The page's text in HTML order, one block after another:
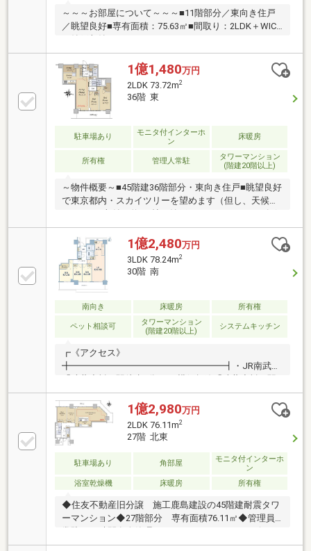
～～～お部屋について～～～■11階部分／東向き住戸
／眺望良好■専有面積：75.63㎡■間取り：2LDK＋WIC
＋納戸収納 ※WIC=ウォークインクローゼット■LD・
各居室バルコニーに面し、明るく開放感のある間取
り。■LD／床暖房有・ピクチャーレール有■キッチン／
生ごみディスポ―ザー・食器洗浄乾燥機■浴室／オート
バス・浴室暖房換気乾燥機■収納豊富な間取り・納戸
収納約2.3帖・洋室(約8.7帖)／ウォークインクローゼッ
ト＋2ヶ所のクローゼット・洋室(約5.2帖)／2ヶ所のク
ローゼット・その他リネン庫・通路部分の収納等
1億1,480万円
2LDK 73.72m2
36階 東
駐車場あり
モニタ付インターホ
ン
床暖房
所有権 管理人常駐
タワーマンション
(階建20階以上)
～物件概要～■45階建36階部分・東向き住戸■眺望良好
で東京都内・スカイツリーを望めます（但し、天候に
よる。）■収納／約2.7帖の納戸・ＷＩＣ・シューズボ
ックス（両サイド）・通路収納有り■住友不動産旧分
譲 施工鹿島建設の45階建タワーマンション■36階部
分 専有面積73.72㎡（約22.30坪）■安心の24時間有人
管理（管理員常駐管理）■LDKと洋室にまたがるバルコ
ニー■宅配ボックス■二重床・二重天井構造■ペット飼
育可(飼育細則有)■各階にダストステーション有(24時
間ゴミ出し可能)■コンシェルジュサービス有
1億2,480万円
3LDK 78.24m2
30階 南
南向き 床暖房 所有権
ペット相談可
タワーマンション
(階建20階以上)
システムキッチン
┏《アクセス》
╋━━━━━━━━━━━━━━━━━┫・JR南武線
「武蔵小杉」駅徒歩3分・JR横須賀線「武蔵小杉」駅
徒歩3分・東急東横線「武蔵小杉」駅徒歩7分・東急目
黒線「武蔵小杉」駅徒歩7分┏《お部屋について》
╋━━━━━━━━━━━━━━━━━┫・全居室が
南向きの為、陽当たり・風通し良好・洋室（7.1畳）に
ウォークインクローゼット、各居室にはクローゼッ
ト、更に廊下に壁面収納、リビング部分にストレージ
など収納豊富・各階にダストステーションあり・廊下
部分が少ない無駄のない間取り設計となっておりま
用いただけます。
1億2,980万円
2LDK 76.11m2
27階 北東
駐車場あり 角部屋
モニタ付インターホ
ン
浴室乾燥機
床暖房 所有権
◆住友不動産旧分譲 施工鹿島建設の45階建耐震タワ
ーマンション◆27階部分 専有面積76.11㎡◆管理員
常駐（24時間有人管理）、コンシェルジュサービス
（8：00～20：00）有り◆キッチンにはディスポーザ